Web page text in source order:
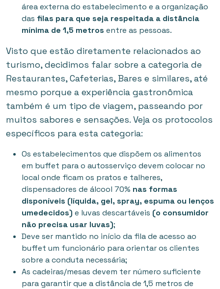
área externa do estabelecimento e a organização
das filas para que seja respeitada a distância
mínima de 1,5 metros entre as pessoas.
Visto que estão diretamente relacionados ao
turismo, decidimos falar sobre a categoria de
Restaurantes, Cafeterias, Bares e similares, até
mesmo porque a experiência gastronômica
também é um tipo de viagem, passeando por
muitos sabores e sensações. Veja os protocolos
específicos para esta categoria:
Os estabelecimentos que dispõem os alimentos
em buffet para o autosserviço devem colocar no
local onde ficam os pratos e talheres,
dispensadores de álcool 70% nas formas
disponíveis (líquida, gel, spray, espuma ou lenços
umedecidos) e luvas descartáveis (o consumidor
não precisa usar luvas);
Deve ser mantido no início da fila de acesso ao
buffet um funcionário para orientar os clientes
sobre a conduta necessária;
As cadeiras/mesas devem ter número suficiente
para garantir que a distância de 1,5 metros de